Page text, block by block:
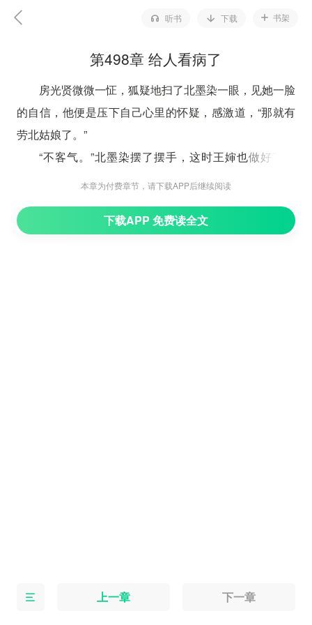
听书 下载 书架
第498章 给人看病了
房光贤微微一怔，狐疑地扫了北墨染一眼，见她一脸
的自信，他便是压下自己心里的怀疑，感激道，“那就有
劳北姑娘了。”
“不客气。”北墨染摆了摆手，这时王婶也做好了吃
食，他们一行人便留下来简单地吃了一些东西。
吃，北墨染则和其他人一起同王婶一家吃。
本章为付费章节，请下载APP后继续阅读
下载APP 免费读全文
上一章 下一章